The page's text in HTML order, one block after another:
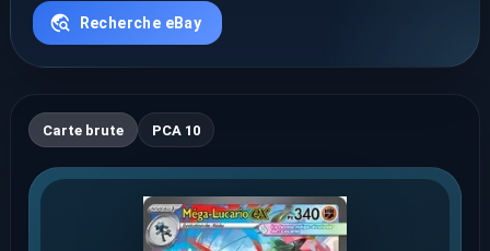
Recherche eBay
Carte brute PCA 10